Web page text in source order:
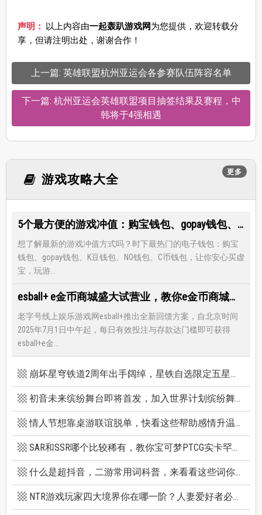
声明： 以上内容由一起轰趴游戏网为您提供，欢迎转载分
享，但请注明出处，谢谢合作！
上一篇: 英雄联盟杭州亚运会各参赛队伍阵容名单
下一篇: 杭州亚运会英雄联盟项目抽签结果及赛程，中
韩将于4强相遇
更多
游戏攻略大全
5个最方便的游戏冲值：购宝钱包、gopay钱包、K豆钱包、NO钱包、C币钱包
想了解最新的游戏冲值方式吗？时下最热门的电子钱包：购宝
钱包、gopay钱包、K豆钱包、NO钱包、C币钱包，让你安心买虚
宝，玩游...
esball+ e金币商城盛大试营业，教你e金币商城怎么兑换最优惠
老字号线上娱乐游戏网esball+推出全新回馈方案，自北京时间
2025年7月1日中午起，每日有效投注与存款达门槛即可获得
esball+e金...
崩坏星穹铁道2周年出手阔绰，星铁自选限定五星竟有超保值人权角，新卡池机制一篇看懂
初音未来缤纷舞台即将首发，加入世界计划缤纷舞台前你必须知道的八件事
情人节想靠桌游联谊脱单，快看这些帮助感情升温的桌游技巧
SAR和SSR哪个比较稀有，教你宝可梦PTCG实卡罕贵度怎么看
什么是超抖音，二游常用词科普，来看看这些词你看得懂多少个
NTR游戏玩家四大境界你在哪一阶？人妻爱好者必看三款精选NTR游戏推荐